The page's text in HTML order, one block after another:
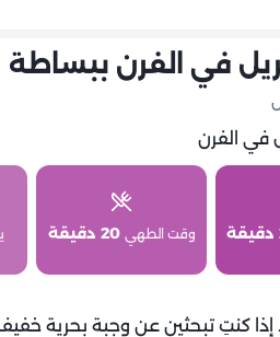
في الفرن ببساطة
وقت الطهي 20 دقيقة
إذا كنتِ تبحثين عن وجبة بحرية